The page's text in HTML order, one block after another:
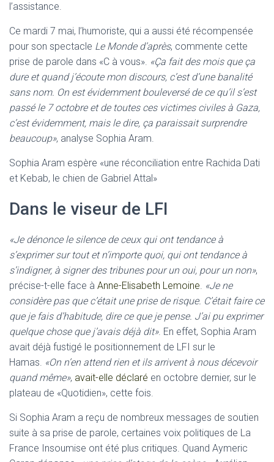
l’assistance.
Ce mardi 7 mai, l’humoriste, qui a aussi été récompensée
pour son spectacle Le Monde d’après, commente cette
prise de parole dans «C à vous». «Ça fait des mois que ça
dure et quand j’écoute mon discours, c’est d’une banalité
sans nom. On est évidemment bouleversé de ce qu’il s’est
passé le 7 octobre et de toutes ces victimes civiles à Gaza,
c’est évidemment, mais le dire, ça paraissait surprendre
beaucoup», analyse Sophia Aram.
Sophia Aram espère «une réconciliation entre Rachida Dati
et Kebab, le chien de Gabriel Attal»
Dans le viseur de LFI
«Je dénonce le silence de ceux qui ont tendance à
s’exprimer sur tout et n’importe quoi, qui ont tendance à
s’indigner, à signer des tribunes pour un oui, pour un non»,
précise-t-elle face à Anne-Elisabeth Lemoine. «Je ne
considère pas que c’était une prise de risque. C’était faire ce
que je fais d’habitude, dire ce que je pense. J’ai pu exprimer
quelque chose que j’avais déjà dit». En effet, Sophia Aram
avait déjà fustigé le positionnement de LFI sur le
Hamas. «On n’en attend rien et ils arrivent à nous décevoir
quand même», avait-elle déclaré en octobre dernier, sur le
plateau de «Quotidien», cette fois.
Si Sophia Aram a reçu de nombreux messages de soutien
suite à sa prise de parole, certaines voix politiques de La
France Insoumise ont été plus critiques. Quand Aymeric